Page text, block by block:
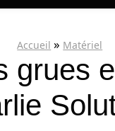
Accueil » Matériel
grues